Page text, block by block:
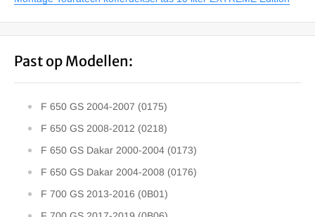
Past op Modellen:
F 650 GS 2004-2007 (0175)
F 650 GS 2008-2012 (0218)
F 650 GS Dakar 2000-2004 (0173)
F 650 GS Dakar 2004-2008 (0176)
F 700 GS 2013-2016 (0B01)